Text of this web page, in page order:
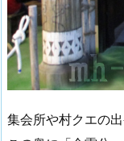
集会所や村クエの